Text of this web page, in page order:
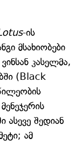
-ის
მსახიობები
კასელმა,
(Black
შედიან
ამ